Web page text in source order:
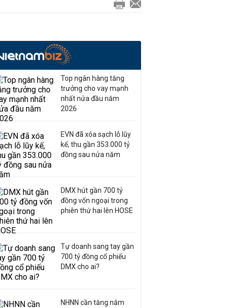
Top ngân hàng tăng
trưởng cho vay mạnh
nhất nửa đầu năm
2026
EVN đã xóa sạch lỗ lũy
kế, thu gần 353.000 tỷ
đồng sau nửa năm
DMX hút gần 700 tỷ
đồng vốn ngoại trong
phiên thứ hai lên HOSE
Tự doanh sang tay gần
700 tỷ đồng cổ phiếu
DMX cho ai?
NHNN cần tăng nắm